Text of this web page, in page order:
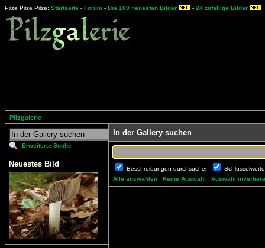
Pilze Pilze Pilze: Startseite - Forum - Die 100 neuesten Bilder - 24 zufällige Bilder
Pilzgalerie
Erweiterte Suche
Neuestes Bild
In der Gallery suchen
Beschreibungen durchsuchen
Alle auswählen
Keine Auswahl Auswahl